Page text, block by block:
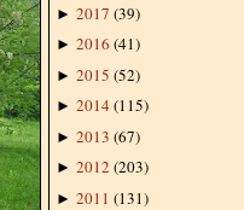
► 2017 (39)
► 2016 (41)
► 2015 (52)
► 2014 (115)
► 2013 (67)
► 2012 (203)
► 2011 (131)